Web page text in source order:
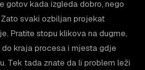
gotov kada izgleda dobro, nego
svaki ozbiljan projekat
Pratite stopu klikova na dugme,
kraja procesa i mjesta gdje
Tek tada znate da li problem leži